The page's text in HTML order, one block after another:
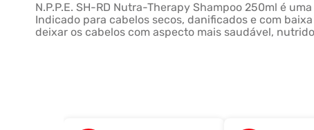
N.P.P.E. SH-RD Nutra-Therapy Shampoo 250ml é
Indicado para cabelos secos, danificados e com
deixar os cabelos com aspecto mais saudável,